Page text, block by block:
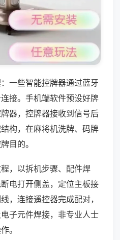
一些智能控牌器通过蓝牙
接。手机端软件预设好牌
器，控牌器接收到信号后
构，在麻将机洗牌、码牌
目的。
，以拆机步骤、配件焊
电打开侧盖，定位主板接
，连接遥控器完成配对，
子元件焊接，非专业人士
。